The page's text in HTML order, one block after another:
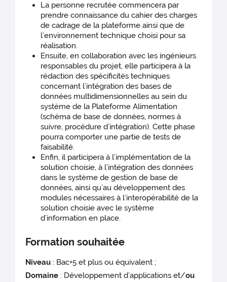
La personne recrutée commencera par
prendre connaissance du cahier des charges
de cadrage de la plateforme ainsi que de
l’environnement technique choisi pour sa
réalisation.
Ensuite, en collaboration avec les ingénieurs
responsables du projet, elle participera à la
rédaction des spécificités techniques
concernant l’intégration des bases de
données multidimensionnelles au sein du
système de la Plateforme Alimentation
(schéma de base de données, normes à
suivre, procédure d’intégration). Cette phase
pourra comporter une partie de tests de
faisabilité.
Enfin, il participera à l’implémentation de la
solution choisie, à l’intégration des données
dans le système de gestion de base de
données, ainsi qu’au développement des
modules nécessaires à l’interopérabilité de la
solution choisie avec le système
d’information en place.
Formation souhaitée
Niveau : Bac+5 et plus ou équivalent ;
Domaine : Développement d’applications et/ou